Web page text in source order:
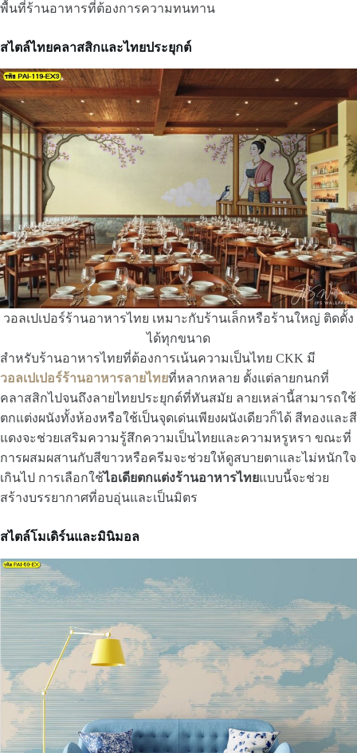
พื้นที่ร้านอาหารที่ต้องการความทนทาน
สไตล์ไทยคลาสสิกและไทยประยุกต์
วอลเปเปอร์ร้านอาหารไทย เหมาะกับร้านเล็กหรือร้านใหญ่ ติดตั้ง
ได้ทุกขนาด
สำหรับร้านอาหารไทยที่ต้องการเน้นความเป็นไทย CKK มี
วอลเปเปอร์ร้านอาหารลายไทยที่หลากหลาย ตั้งแต่ลายกนกที่
คลาสสิกไปจนถึงลายไทยประยุกต์ที่ทันสมัย ลายเหล่านี้สามารถใช้
ตกแต่งผนังทั้งห้องหรือใช้เป็นจุดเด่นเพียงผนังเดียวก็ได้ สีทองและสี
แดงจะช่วยเสริมความรู้สึกความเป็นไทยและความหรูหรา ขณะที่
การผสมผสานกับสีขาวหรือครีมจะช่วยให้ดูสบายตาและไม่หนักใจ
เกินไป การเลือกใช้ไอเดียตกแต่งร้านอาหารไทยแบบนี้จะช่วย
สร้างบรรยากาศที่อบอุ่นและเป็นมิตร
สไตล์โมเดิร์นและมินิมอล